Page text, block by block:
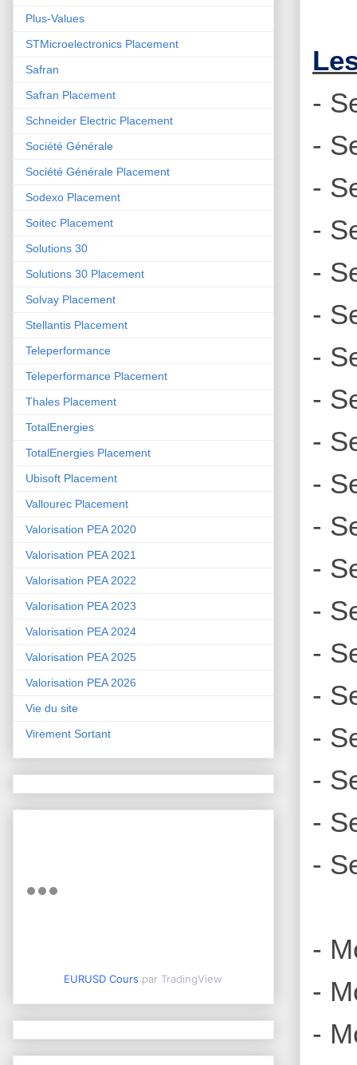
-
-
-
-
-
-
-
-
-
-
-
-
-
-
-
-
-
-
-
-
-
-
Plus-Values
STMicroelectronics Placement
Safran
Safran Placement
Schneider Electric Placement
Société Générale
Société Générale Placement
Sodexo Placement
Soitec Placement
Solutions 30
Solutions 30 Placement
Solvay Placement
Stellantis Placement
Teleperformance
Teleperformance Placement
Thales Placement
TotalEnergies
TotalEnergies Placement
Ubisoft Placement
Vallourec Placement
Valorisation PEA 2020
Valorisation PEA 2021
Valorisation PEA 2022
Valorisation PEA 2023
Valorisation PEA 2024
Valorisation PEA 2025
Valorisation PEA 2026
Vie du site
Virement Sortant
EURUSD Cours par TradingView